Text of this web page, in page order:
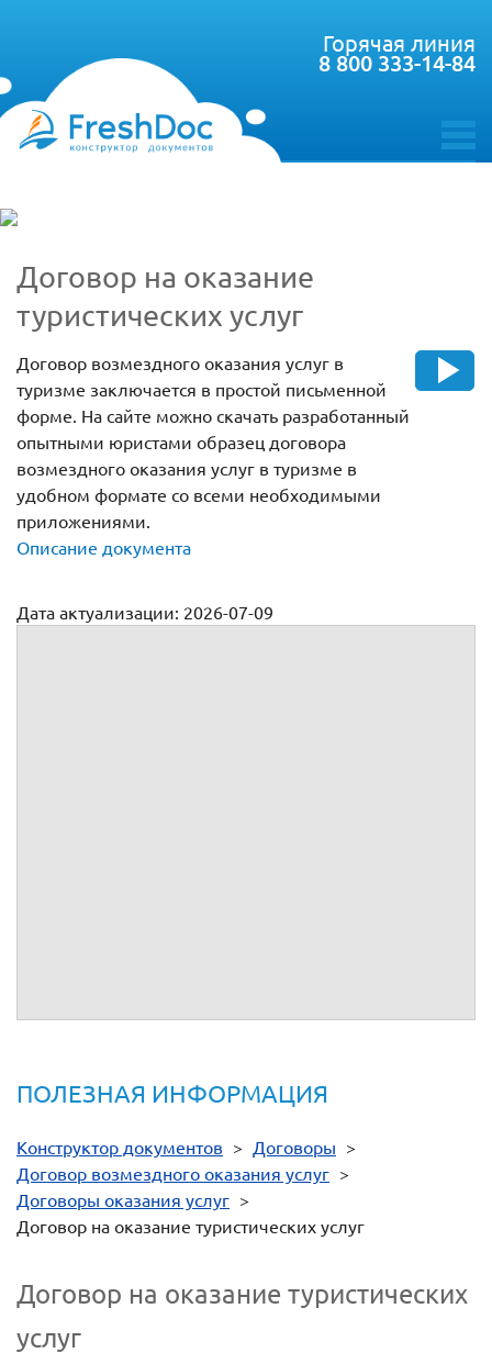
toggle
Горячая линия
8 800 333-14-84
Договор на оказание
туристических услуг
Договор возмездного оказания услуг в
туризме заключается в простой письменной
форме. На сайте можно скачать разработанный
опытными юристами образец договора
возмездного оказания услуг в туризме в
удобном формате со всеми необходимыми
приложениями.
Описание документа
Дата актуализации: 2026-07-09
ПОЛЕЗНАЯ ИНФОРМАЦИЯ
Конструктор документов > Договоры >
Договор возмездного оказания услуг >
Договоры оказания услуг >
Договор на оказание туристических услуг
Договор на оказание туристических
услуг